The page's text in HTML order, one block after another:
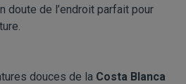
doute de l’endroit parfait pour
douces de la Costa Blanca